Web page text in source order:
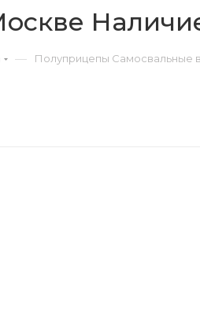
— Полуприцепы Самосвальные